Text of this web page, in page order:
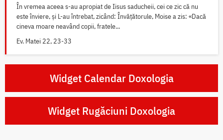
În vremea aceea s-au apropiat de Iisus saducheii, cei ce zic că nu
este înviere, și L-au întrebat, zicând: Învățătorule, Moise a zis: «Dacă
cineva moare neavând copii, fratele...
Ev. Matei 22, 23-33
Widget Calendar Doxologia
Widget Rugăciuni Doxologia